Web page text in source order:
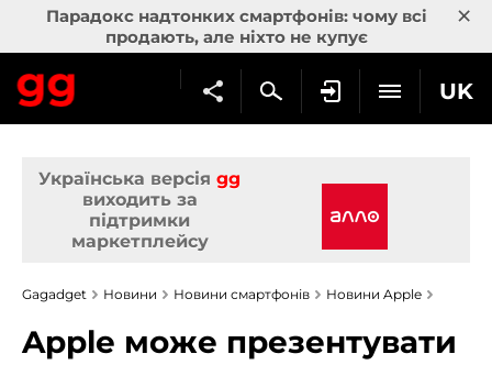
Парадокс надтонких смартфонів: чому всі
продають, але ніхто не купує
×
UK
Українська версія gg
виходить за
підтримки
маркетплейсу
Gagadget Новини Новини смартфонів Новини Apple
Apple може презентувати